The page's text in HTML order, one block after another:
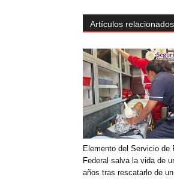
Artículos relacionados
Elemento del Servicio de
Federal salva la vida de
años tras rescatarlo de